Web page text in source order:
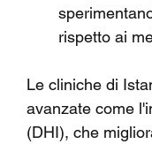
rispetto ai
Le cliniche di
avanzate come
(DHI), che